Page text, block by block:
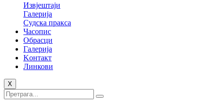
Извјештаји
Галерија
Судска пракса
Часопис
Обрасци
Галерија
Kонтакт
Линкови
X